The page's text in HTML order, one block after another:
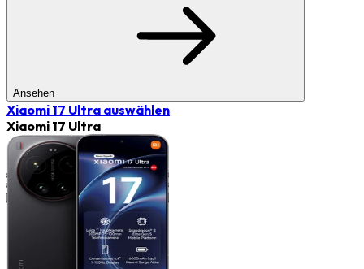
Ansehen
Xiaomi 17 Ultra auswählen
Xiaomi 17 Ultra